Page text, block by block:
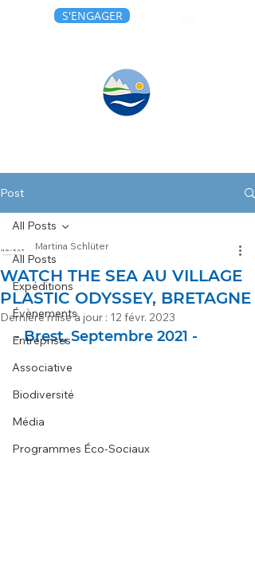
S'ENGAGER
Post
All Posts
Expéditions
Évènements
Entreprises
Associative
Biodiversité
Média
Programmes Éco-Sociaux
All Posts
WATCH THE SEA AU VILLAGE
PLASTIC ODYSSEY, BRETAGNE
Martina Schlüter
Dernière mise à jour : 12 févr. 2023
- Brest, Septembre 2021 -